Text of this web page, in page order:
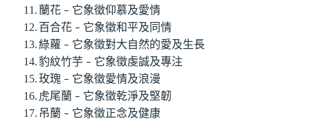
11. 蘭花 – 它象徵仰慕及愛情
12. 百合花 – 它象徵和平及同情
13. 綠蘿 – 它象徵對大自然的愛及生長
14. 豹紋竹芋 – 它象徵虔誠及專注
15. 玫瑰 – 它象徵愛情及浪漫
16. 虎尾蘭 – 它象徵乾淨及堅韌
17. 吊蘭 – 它象徵正念及健康